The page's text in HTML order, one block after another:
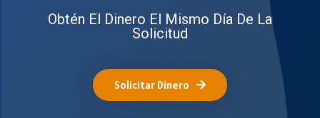
Obtén El Dinero El Mismo Día De La
Solicitud
Solicitar Dinero